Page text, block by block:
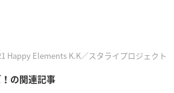
Happy Elements K.K／スタライプロジェクト
の関連記事